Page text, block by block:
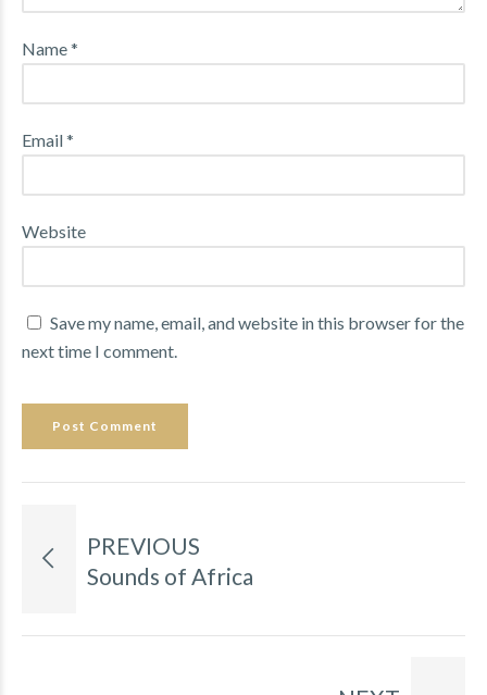
Name *
Email *
Website
Save my name, email, and website in this browser for the
next time I comment.
Post Comment
PREVIOUS
Sounds of Africa